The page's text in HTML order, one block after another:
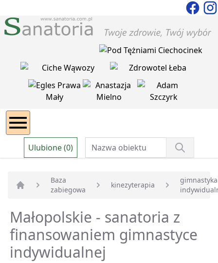
Ulubione (0)
Strona główna
Baza
zabiegowa
kinezyterapia
gimnastyka
Małopolskie - sanatoria z
finansowaniem gimnastyce
indywidualnej